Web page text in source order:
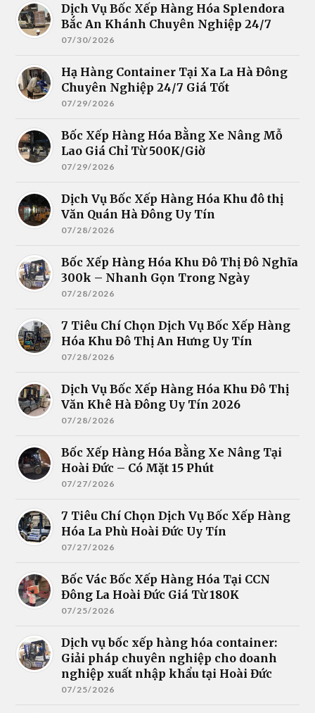
Dịch Vụ Bốc Xếp Hàng Hóa Splendora
Bắc An Khánh Chuyên Nghiệp 24/7
07/30/2026
Hạ Hàng Container Tại Xa La Hà Đông
Chuyên Nghiệp 24/7 Giá Tốt
07/29/2026
Bốc Xếp Hàng Hóa Bằng Xe Nâng Mỗ
Lao Giá Chỉ Từ 500K/Giờ
07/29/2026
Dịch Vụ Bốc Xếp Hàng Hóa Khu đô thị
Văn Quán Hà Đông Uy Tín
07/28/2026
Bốc Xếp Hàng Hóa Khu Đô Thị Đô Nghĩa
300k – Nhanh Gọn Trong Ngày
07/28/2026
7 Tiêu Chí Chọn Dịch Vụ Bốc Xếp Hàng
Hóa Khu Đô Thị An Hưng Uy Tín
07/28/2026
Dịch Vụ Bốc Xếp Hàng Hóa Khu Đô Thị
Văn Khê Hà Đông Uy Tín 2026
07/28/2026
Bốc Xếp Hàng Hóa Bằng Xe Nâng Tại
Hoài Đức – Có Mặt 15 Phút
07/27/2026
7 Tiêu Chí Chọn Dịch Vụ Bốc Xếp Hàng
Hóa La Phù Hoài Đức Uy Tín
07/27/2026
Bốc Vác Bốc Xếp Hàng Hóa Tại CCN
Đông La Hoài Đức Giá Từ 180K
07/25/2026
Dịch vụ bốc xếp hàng hóa container:
Giải pháp chuyên nghiệp cho doanh
nghiệp xuất nhập khẩu tại Hoài Đức
07/25/2026